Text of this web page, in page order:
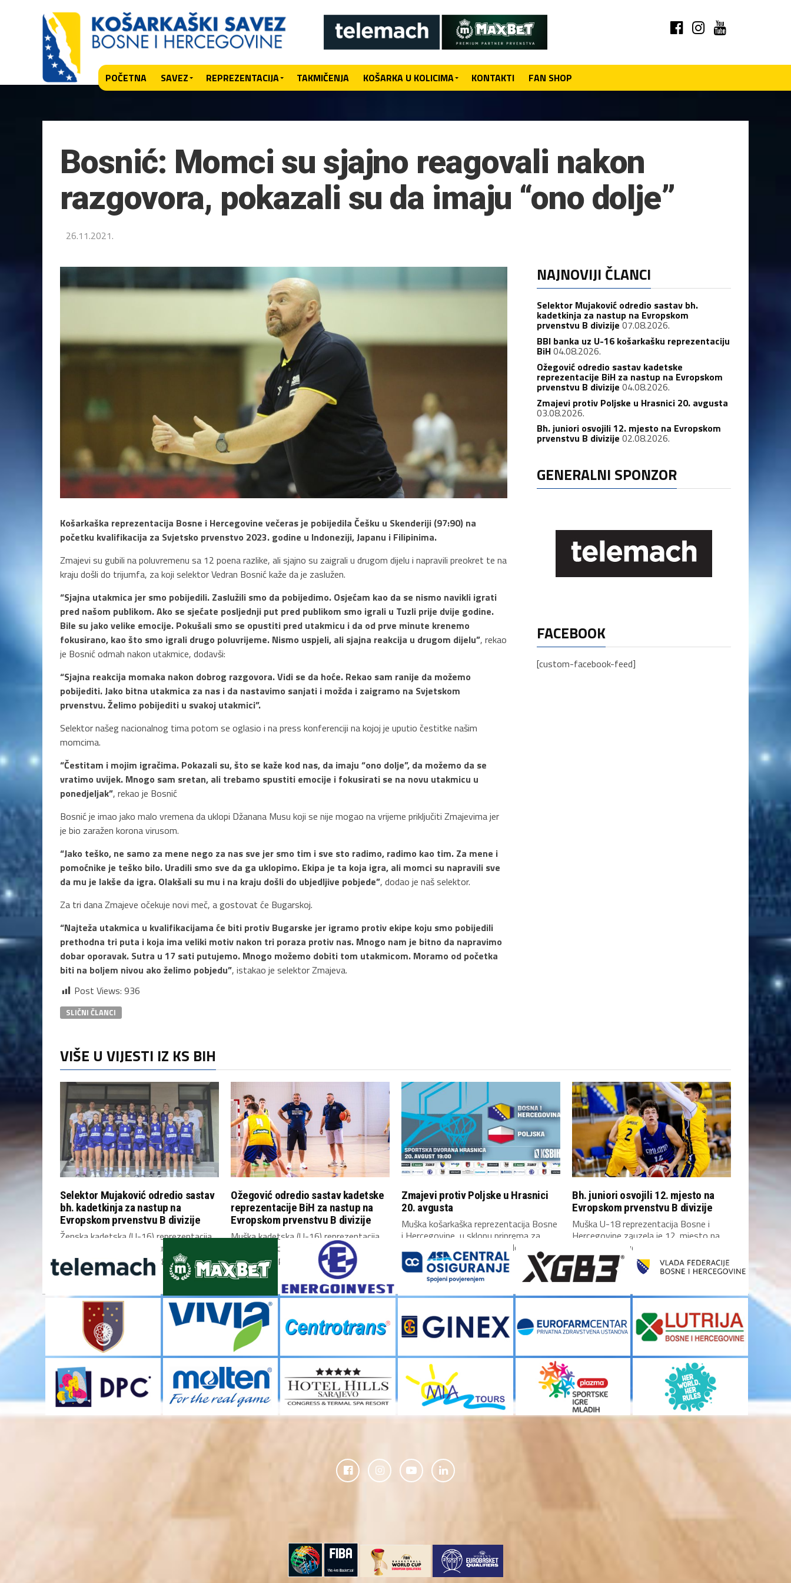
POČETNA SAVEZ REPREZENTACIJA TAKMIČENJA KOŠARKA U KOLICIMA KONTAKTI FAN SHOP
Bosnić: Momci su sjajno reagovali nakon
razgovora, pokazali su da imaju “ono dolje”
26.11.2021.
Košarkaška reprezentacija Bosne i Hercegovine večeras je pobijedila Češku u Skenderiji (97:90) na
početku kvalifikacija za Svjetsko prvenstvo 2023. godine u Indoneziji, Japanu i Filipinima.
Zmajevi su gubili na poluvremenu sa 12 poena razlike, ali sjajno su zaigrali u drugom dijelu i napravili preokret te na
kraju došli do trijumfa, za koji selektor Vedran Bosnić kaže da je zaslužen.
“Sjajna utakmica jer smo pobijedili. Zaslužili smo da pobijedimo. Osjećam kao da se nismo navikli igrati
pred našom publikom. Ako se sjećate posljednji put pred publikom smo igrali u Tuzli prije dvije godine.
Bile su jako velike emocije. Pokušali smo se opustiti pred utakmicu i da od prve minute krenemo
fokusirano, kao što smo igrali drugo poluvrijeme. Nismo uspjeli, ali sjajna reakcija u drugom dijelu”, rekao
je Bosnić odmah nakon utakmice, dodavši:
“Sjajna reakcija momaka nakon dobrog razgovora. Vidi se da hoće. Rekao sam ranije da možemo
pobijediti. Jako bitna utakmica za nas i da nastavimo sanjati i možda i zaigramo na Svjetskom
prvenstvu. Želimo pobijediti u svakoj utakmici”.
Selektor našeg nacionalnog tima potom se oglasio i na press konferenciji na kojoj je uputio čestitke našim
momcima.
“Čestitam i mojim igračima. Pokazali su, što se kaže kod nas, da imaju “ono dolje”, da možemo da se
vratimo uvijek. Mnogo sam sretan, ali trebamo spustiti emocije i fokusirati se na novu utakmicu u
ponedjeljak”, rekao je Bosnić
Bosnić je imao jako malo vremena da uklopi Džanana Musu koji se nije mogao na vrijeme priključiti Zmajevima jer
je bio zaražen korona virusom.
“Jako teško, ne samo za mene nego za nas sve jer smo tim i sve sto radimo, radimo kao tim. Za mene i
pomoćnike je teško bilo. Uradili smo sve da ga uklopimo. Ekipa je ta koja igra, ali momci su napravili sve
da mu je lakše da igra. Olakšali su mu i na kraju došli do ubjedljive pobjede”, dodao je naš selektor.
Za tri dana Zmajeve očekuje novi meč, a gostovat će Bugarskoj.
“Najteža utakmica u kvalifikacijama će biti protiv Bugarske jer igramo protiv ekipe koju smo pobijedili
prethodna tri puta i koja ima veliki motiv nakon tri poraza protiv nas. Mnogo nam je bitno da napravimo
dobar oporavak. Sutra u 17 sati putujemo. Mnogo možemo dobiti tom utakmicom. Moramo od početka
biti na boljem nivou ako želimo pobjedu”, istakao je selektor Zmajeva.
Post Views: 936
SLIČNI ČLANCI
NAJNOVIJI ČLANCI
Selektor Mujaković odredio sastav bh.
kadetkinja za nastup na Evropskom
prvenstvu B divizije 07.08.2026.
BBI banka uz U-16 košarkašku reprezentaciju
BiH04.08.2026.
Ožegović odredio sastav kadetske
reprezentacije BiH za nastup na Evropskom
prvenstvu B divizije 04.08.2026.
Zmajevi protiv Poljske u Hrasnici 20. avgusta
03.08.2026.
Bh. juniori osvojili 12. mjesto na Evropskom
prvenstvu B divizije 02.08.2026.
GENERALNI SPONZOR
FACEBOOK
[custom-facebook-feed]
VIŠE U VIJESTI IZ KS BIH
Selektor Mujaković odredio sastav
bh. kadetkinja za nastup na
Evropskom prvenstvu B divizije
Ženska kadetska (U-16) reprezentacija
Bosne i Hercegovine utakmicom protiv
Kipra u ponedjeljak (10. avgust)...
Ožegović odredio sastav kadetske
reprezentacije BiH za nastup na
Evropskom prvenstvu B divizije
Muška kadetska (U-16) reprezentacija
Bosne i Hercegovine otputovala je
danas u Skoplje, gdje će...
Zmajevi protiv Poljske u Hrasnici
20. avgusta
Muška košarkaška reprezentacija Bosne
i Hercegovine, u sklopu priprema za
mečeve kvalifikacija za Mundobasket,...
Bh. juniori osvojili 12. mjesto na
Evropskom prvenstvu B divizije
Muška U-18 reprezentacija Bosne i
Hercegovine zauzela je 12. mjesto na
Evropskom prvenstvu B...